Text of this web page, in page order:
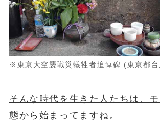
※ 東京大空襲戦災犠牲者追悼碑 (東京都
そんな時代を生きた人たちは、
態から始まってますね。